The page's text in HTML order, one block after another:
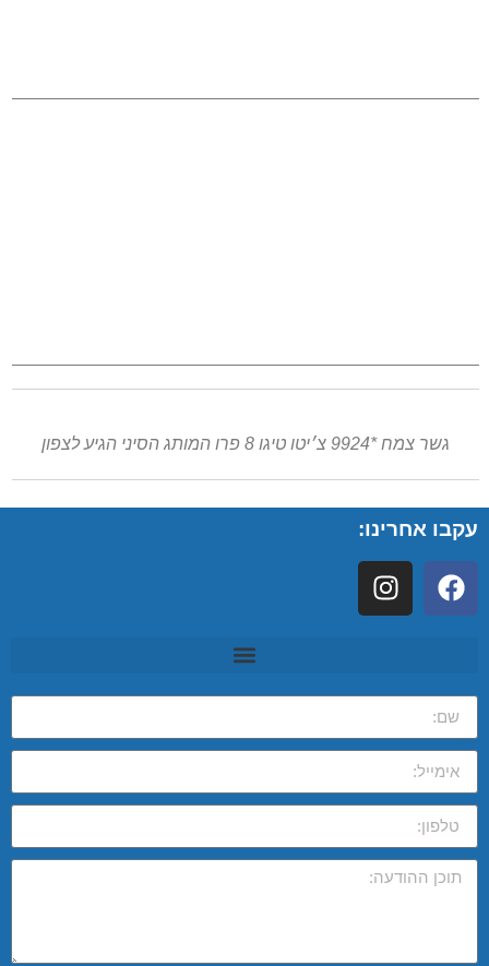
גשר צמח *9924 צ׳יטו טיגו 8 פרו המותג הסיני הגיע לצפון
עקבו אחרינו: